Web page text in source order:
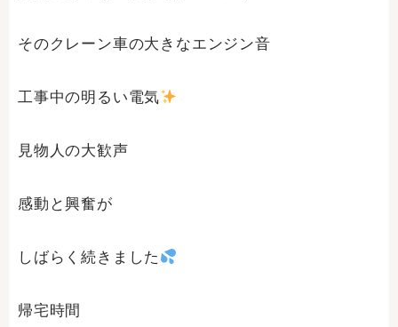
そのクレーン車の大きなエンジン音
工事中の明るい電気
見物人の大歓声
感動と興奮が
しばらく続きました
帰宅時間